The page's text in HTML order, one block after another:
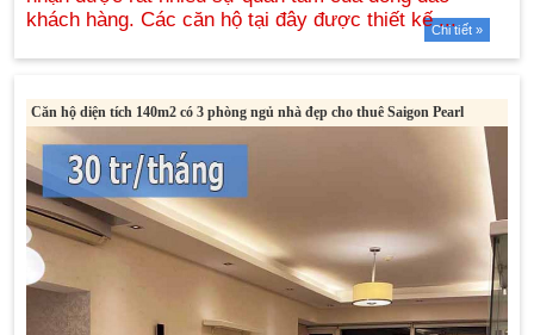
Chi tiết »
Căn hộ diện tích 140m2 có 3 phòng ngủ nhà đẹp cho thuê Saigon Pearl